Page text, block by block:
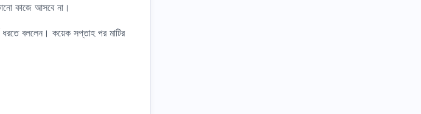
কাজে আসবে না।
ধরতে বললেন। কয়েক সপ্তাহ পর মাটির